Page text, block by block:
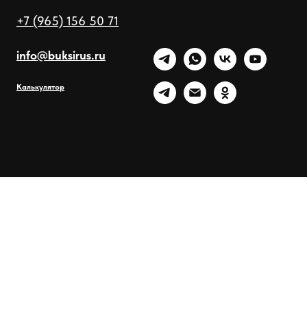
+7 (965) 156 50 71
info@buksirus.ru
Калькулятор